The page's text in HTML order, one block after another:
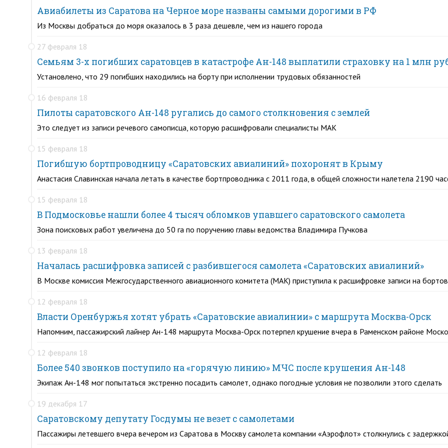
Авиабилеты из Саратова на Черное море названы самыми дорогими в РФ
Из Москвы добраться до моря оказалось в 3 раза дешевле, чем из нашего города
27 февраля 18
Семьям 3-х погибших саратовцев в катастрофе Ан-148 выплатили страховку на 1 млн
Установлено, что 29 погибших находились на борту при исполнении трудовых обязанностей
16 февраля 18
Пилоты саратовского Ан-148 ругались до самого столкновения с землей
Это следует из записи речевого самописца, которую расшифровали специалисты МАК
15 февраля 18
Погибшую бортпроводницу «Саратовских авиалиний» похоронят в Крыму
Анастасия Славинская начала летать в качестве бортпроводника с 2011 года, в общей сложности налетела 2190
15 февраля 18
В Подмосковье нашли более 4 тысяч обломков упавшего саратовского самолета
Зона поисковых работ увеличена до 50 га по поручению главы ведомства Владимира Пучкова
13 февраля 18
Началась расшифровка записей с разбившегося самолета «Саратовских авиалиний»
В Москве комиссия Межгосударственного авиационного комитета (МАК) приступила к расшифровке записи на
12 февраля 18
Власти Оренбуржья хотят убрать «Саратовские авиалинии» с маршрута Москва-Орск
Напомним, пассажирский лайнер Ан-148 маршрута Москва-Орск потерпел крушение вчера в Раменском районе
12 февраля 18
Более 540 звонков поступило на «горячую линию» МЧС после крушения Ан-148
Экипаж Ан-148 мог попытаться экстренно посадить самолет, однако погодные условия не позволили этого сделать
19 декабря 17
Саратовскому депутату Госдумы не везет с самолетами
Пассажиры летевшего вчера вечером из Саратова в Москву самолета компании «Аэрофлот» столкнулись с